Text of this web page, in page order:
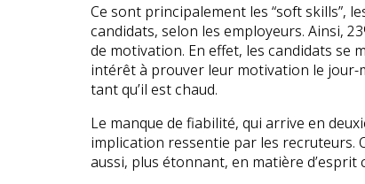
Ce sont principalement les “soft skills”,
candidats, selon les employeurs. Ainsi,
de motivation. En effet, les candidats se
intérêt à prouver leur motivation le jour-
tant qu’il est chaud.
Le manque de fiabilité, qui arrive en
implication ressentie par les recruteurs.
aussi, plus étonnant, en matière